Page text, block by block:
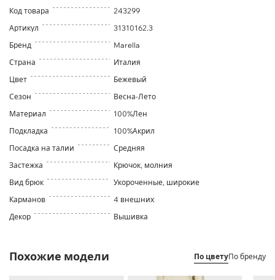
Код товара
243299
Артикул
31310162.3
Бренд
Marella
Страна
Италия
Цвет
Бежевый
Сезон
Весна-Лето
Материал
100%Лен
Подкладка
100%Акрил
Посадка на талии
Средняя
Застежка
Крючок, молния
Вид брюк
Укороченные, широкие
Карманов
4 внешних
Декор
Вышивка
Похожие модели По цветуПо бренду